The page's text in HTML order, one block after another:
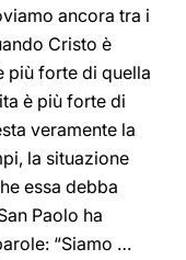
ancora tra i
Cristo è
più forte di quella
è più forte di
veramente la
la situazione
essa debba
Paolo ha
“Siamo …